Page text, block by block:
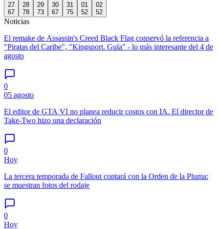
27
67
28
78
29
73
30
67
31
75
01
52
02
52
Noticias
El remake de Assassin's Creed Black Flag conservó la referencia a
"Piratas del Caribe", "Kingsport. Guía" - lo más interesante del 4 de
agosto
0
05 agosto
El editor de GTA VI no planea reducir costos con IA. El director de
Take-Two hizo una declaración
0
Hoy
La tercera temporada de Fallout contará con la Orden de la Pluma:
se muestran fotos del rodaje
0
Hoy